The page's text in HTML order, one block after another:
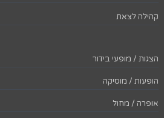
קהילה לצאת
הצגות / מופעי בידור
הופעות / מוסיקה
אופרה / מחול